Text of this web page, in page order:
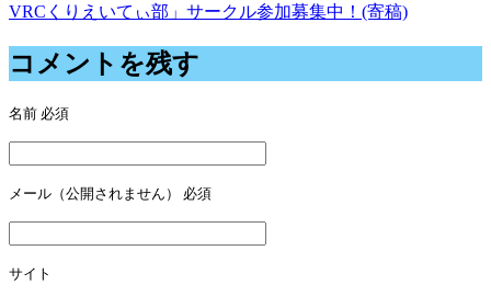
ナ
ビ
ゲ
ー
シ
ョ
ン
VRCくりえいてぃ部」サークル参加募集中！(寄稿)
コメントを残す
名前 必須
メール（公開されません） 必須
サイト